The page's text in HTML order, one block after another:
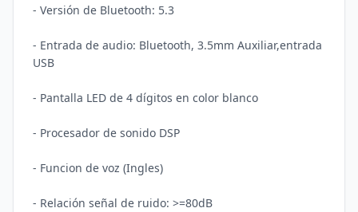
- Versión de Bluetooth: 5.3
- Entrada de audio: Bluetooth, 3.5mm Auxiliar,entrada
USB
- Pantalla LED de 4 dígitos en color blanco
- Procesador de sonido DSP
- Funcion de voz (Ingles)
- Relación señal de ruido: >=80dB